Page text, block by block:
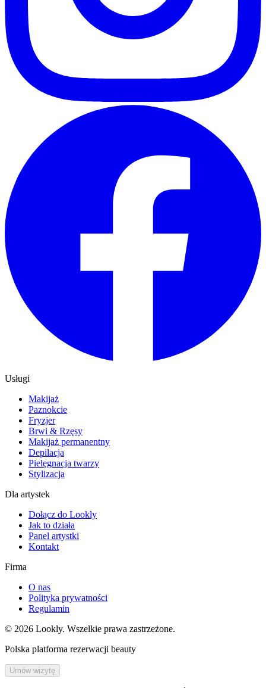
Usługi
Makijaż
Paznokcie
Fryzjer
Brwi & Rzęsy
Makijaż permanentny
Depilacja
Pielęgnacja twarzy
Stylizacja
Dla artystek
Dołącz do Lookly
Jak to działa
Panel artystki
Kontakt
Firma
O nas
Polityka prywatności
Regulamin
© 2026 Lookly. Wszelkie prawa zastrzeżone.
Polska platforma rezerwacji beauty
Umów wizytę